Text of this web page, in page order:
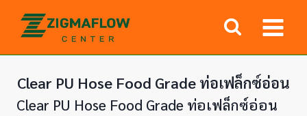
content
Clear PU Hose Food Grade ท่อเฟล็กซ์อ่อน
Clear PU Hose Food Grade ท่อเฟล็กซ์อ่อน